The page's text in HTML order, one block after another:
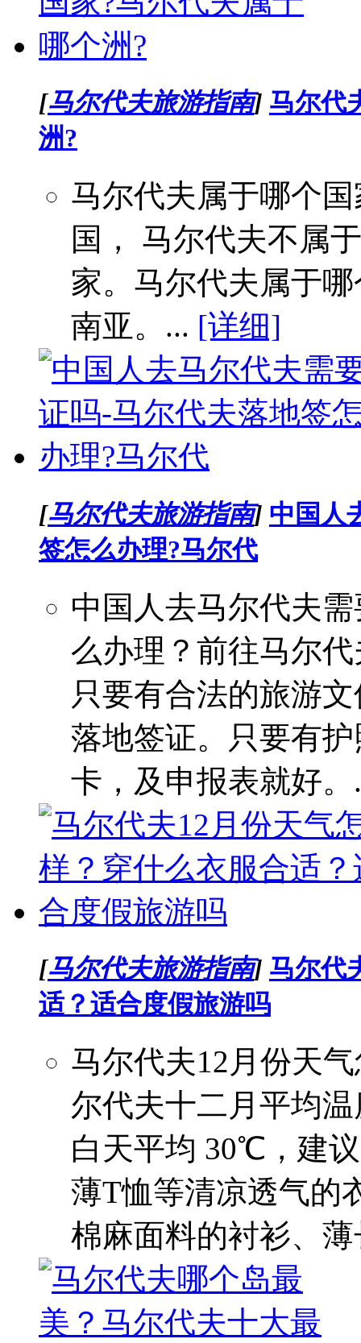
[马尔代夫旅游指南] 马尔代
洲?
马尔代夫属于哪个
国， 马尔代夫不属
家。马尔代夫属于
南亚。... [详细]
[马尔代夫旅游指南] 中国人
签怎么办理?马尔代
中国人去马尔代夫
么办理？前往马尔
只要有合法的旅游
落地签证。只要有
卡，及申报表就好
[马尔代夫旅游指南] 马尔代
适？适合度假旅游吗
马尔代夫12月份天
尔代夫十二月平均
白天平均 30℃，建
薄T恤等清凉透气的
棉麻面料的衬衫、